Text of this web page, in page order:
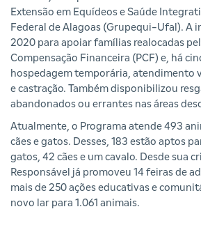
Extensão em Equídeos e Saúde
Federal de Alagoas (Grupequi-Ufal). A
2020 para apoiar famílias realocadas
Compensação Financeira (PCF) e, há
hospedagem temporária, atendimento
e castração. Também disponibilizou
abandonados ou errantes nas áreas
Atualmente, o Programa atende 493
cães e gatos. Desses, 183 estão aptos
gatos, 42 cães e um cavalo. Desde sua
Responsável já promoveu 14 feiras de
mais de 250 ações educativas e
novo lar para 1.061 animais.